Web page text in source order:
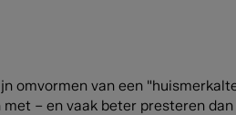
omvormen van een
– en vaak beter presteren